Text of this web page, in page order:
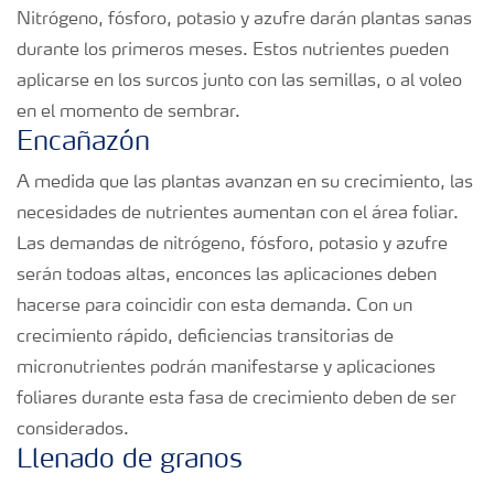
Nitrógeno, fósforo, potasio y azufre darán plantas sanas
durante los primeros meses. Estos nutrientes pueden
aplicarse en los surcos junto con las semillas, o al voleo
en el momento de sembrar.
Encañazón
A medida que las plantas avanzan en su crecimiento, las
necesidades de nutrientes aumentan con el área foliar.
Las demandas de nitrógeno, fósforo, potasio y azufre
serán todoas altas, enconces las aplicaciones deben
hacerse para coincidir con esta demanda. Con un
crecimiento rápido, deficiencias transitorias de
micronutrientes podrán manifestarse y aplicaciones
foliares durante esta fasa de crecimiento deben de ser
considerados.
Llenado de granos